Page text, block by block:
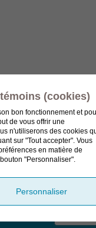
(cookies)
bon fonctionnement et
de vous offrir une
n'utiliserons des cookies
sur "Tout accepter". Vous
en matière de
"Personnaliser".
Personnaliser